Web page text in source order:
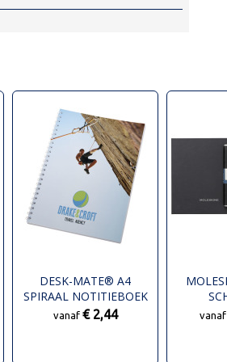
DESK-MATE® A4
SPIRAAL NOTITIEBOEK
vanaf € 2,44